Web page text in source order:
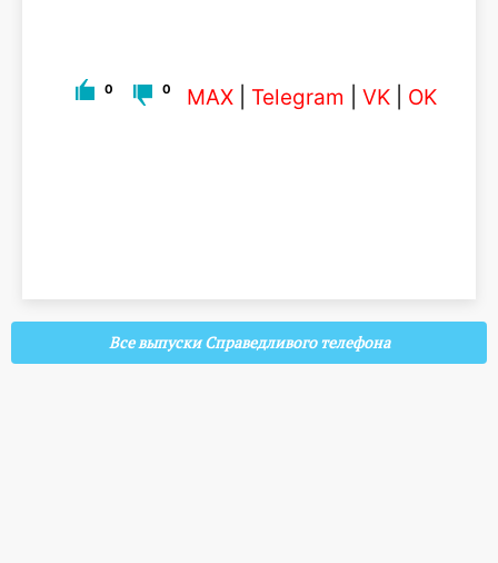
0 0 MAX Telegram VK OK
Все выпуски Справедливого телефона